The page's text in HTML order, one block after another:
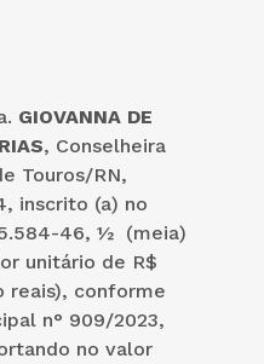
GIOVANNA DE
, Conselheira
Touros/RN,
inscrito (a) no
46, ½ (meia)
unitário de R$
reais), conforme
n° 909/2023,
no valor